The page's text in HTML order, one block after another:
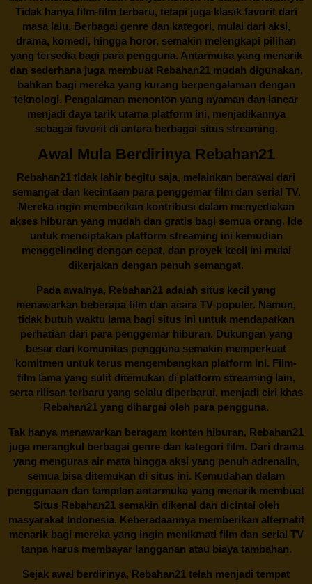
Tidak hanya film-film terbaru, tetapi juga klasik favorit dari
masa lalu. Berbagai genre dan kategori, mulai dari aksi,
drama, komedi, hingga horor, semakin melengkapi pilihan
yang tersedia bagi para pengguna. Antarmuka yang menarik
dan sederhana juga membuatRebahan21mudah digunakan,
bahkan bagi mereka yang kurang berpengalaman dengan
teknologi. Pengalaman menonton yang nyaman dan lancar
menjadi daya tarik utama platform ini, menjadikannya
sebagai favorit di antara berbagai situs streaming.
Awal Mula Berdirinya Rebahan21
Rebahan21 tidak lahir begitu saja, melainkan berawal dari
semangat dan kecintaan para penggemar film dan serial TV.
Mereka ingin memberikan kontribusi dalam menyediakan
akses hiburan yang mudah dan gratis bagi semua orang. Ide
untuk menciptakan platform streaming ini kemudian
menggelinding dengan cepat, dan proyek kecil ini mulai
dikerjakan dengan penuh semangat.
Pada awalnya, Rebahan21 adalah situs kecil yang
menawarkan beberapa film dan acara TV populer. Namun,
tidak butuh waktu lama bagi situs ini untuk mendapatkan
perhatian dari para penggemar hiburan. Dukungan yang
besar dari komunitas pengguna semakin memperkuat
komitmen untuk terus mengembangkan platform ini. Film-
film lama yang sulit ditemukan di platform streaming lain,
serta rilisan terbaru yang selalu diperbarui, menjadi ciri khas
Rebahan21 yang dihargai oleh para pengguna.
Tak hanya menawarkan beragam konten hiburan, Rebahan21
juga merangkul berbagai genre dan kategori film. Dari drama
yang menguras air mata hingga aksi yang penuh adrenalin,
semua bisa ditemukan di situs ini. Kemudahan dalam
penggunaan dan tampilan antarmuka yang menarik membuat
Situs Rebahan21semakin dikenal dan dicintai oleh
masyarakat Indonesia. Keberadaannya memberikan alternatif
menarik bagi mereka yang ingin menikmati film dan serial TV
tanpa harus membayar langganan atau biaya tambahan.
Sejak awal berdirinya, Rebahan21 telah menjadi tempat